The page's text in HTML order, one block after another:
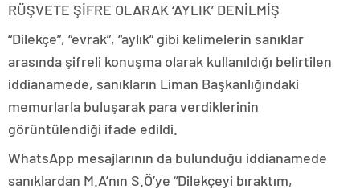
RÜŞVETE ŞİFRE OLARAK ‘AYLIK’ DENİLMİŞ
“Dilekçe”, “evrak”, “aylık” gibi kelimelerin sanıklar
arasında şifreli konuşma olarak kullanıldığı belirtilen
iddianamede, sanıkların Liman Başkanlığındaki
memurlarla buluşarak para verdiklerinin
görüntülendiği ifade edildi.
WhatsApp mesajlarının da bulunduğu iddianamede
sanıklardan M.A’nın S.Ö’ye “Dilekçeyi bıraktım,